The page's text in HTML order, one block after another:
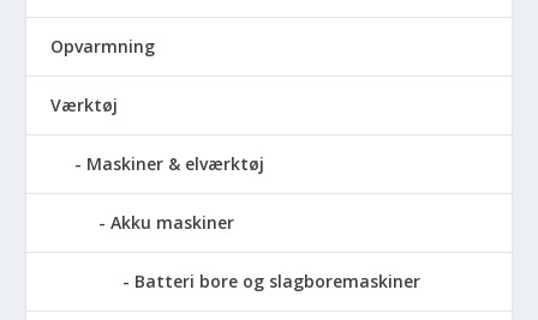
Opvarmning
Værktøj
Maskiner & elværktøj
Akku maskiner
Batteri bore og slagboremaskiner